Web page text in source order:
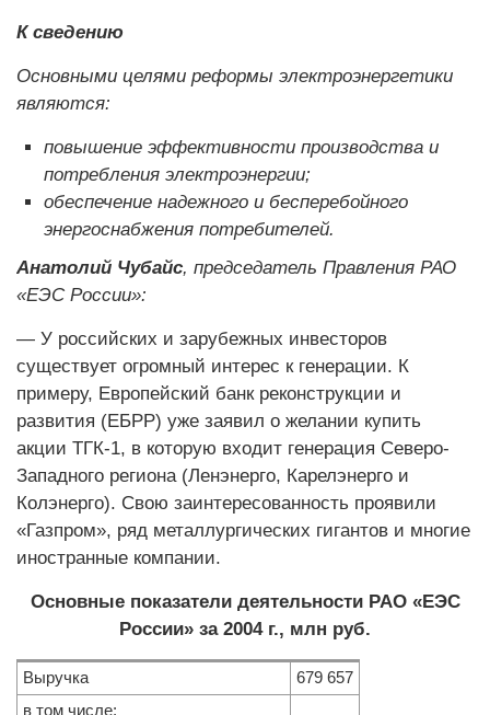
К сведению
Основными целями реформы электроэнергетики
являются:
повышение эффективности производства и
потребления электроэнергии;
обеспечение надежного и бесперебойного
энергоснабжения потребителей.
Анатолий Чубайс, председатель Правления РАО
«ЕЭС России»:
— У российских и зарубежных инвесторов
существует огромный интерес к генерации. К
примеру, Европейский банк реконструкции и
развития (ЕБРР) уже заявил о желании купить
акции ТГК-1, в которую входит генерация Северо-
Западного региона (Ленэнерго, Карелэнерго и
Колэнерго). Свою заинтересованность проявили
«Газпром», ряд металлургических гигантов и многие
иностранные компании.
Основные показатели деятельности РАО «ЕЭС
России» за 2004 г., млн руб.
Выручка
679 657
в том числе: